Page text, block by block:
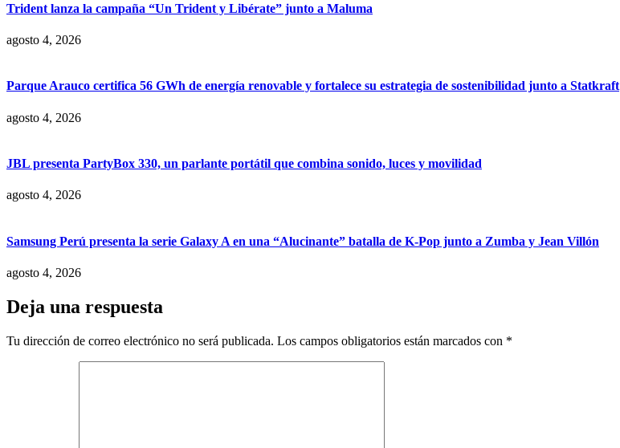
Trident lanza la campaña “Un Trident y Libérate” junto a Maluma
agosto 4, 2026
Parque Arauco certifica 56 GWh de energía renovable y fortalece su estrategia de sostenibilidad junto a Statkraft
agosto 4, 2026
JBL presenta PartyBox 330, un parlante portátil que combina sonido, luces y movilidad
agosto 4, 2026
Samsung Perú presenta la serie Galaxy A en una “Alucinante” batalla de K-Pop junto a Zumba y Jean Villón
agosto 4, 2026
Deja una respuesta
Tu dirección de correo electrónico no será publicada. Los campos obligatorios están marcados con *